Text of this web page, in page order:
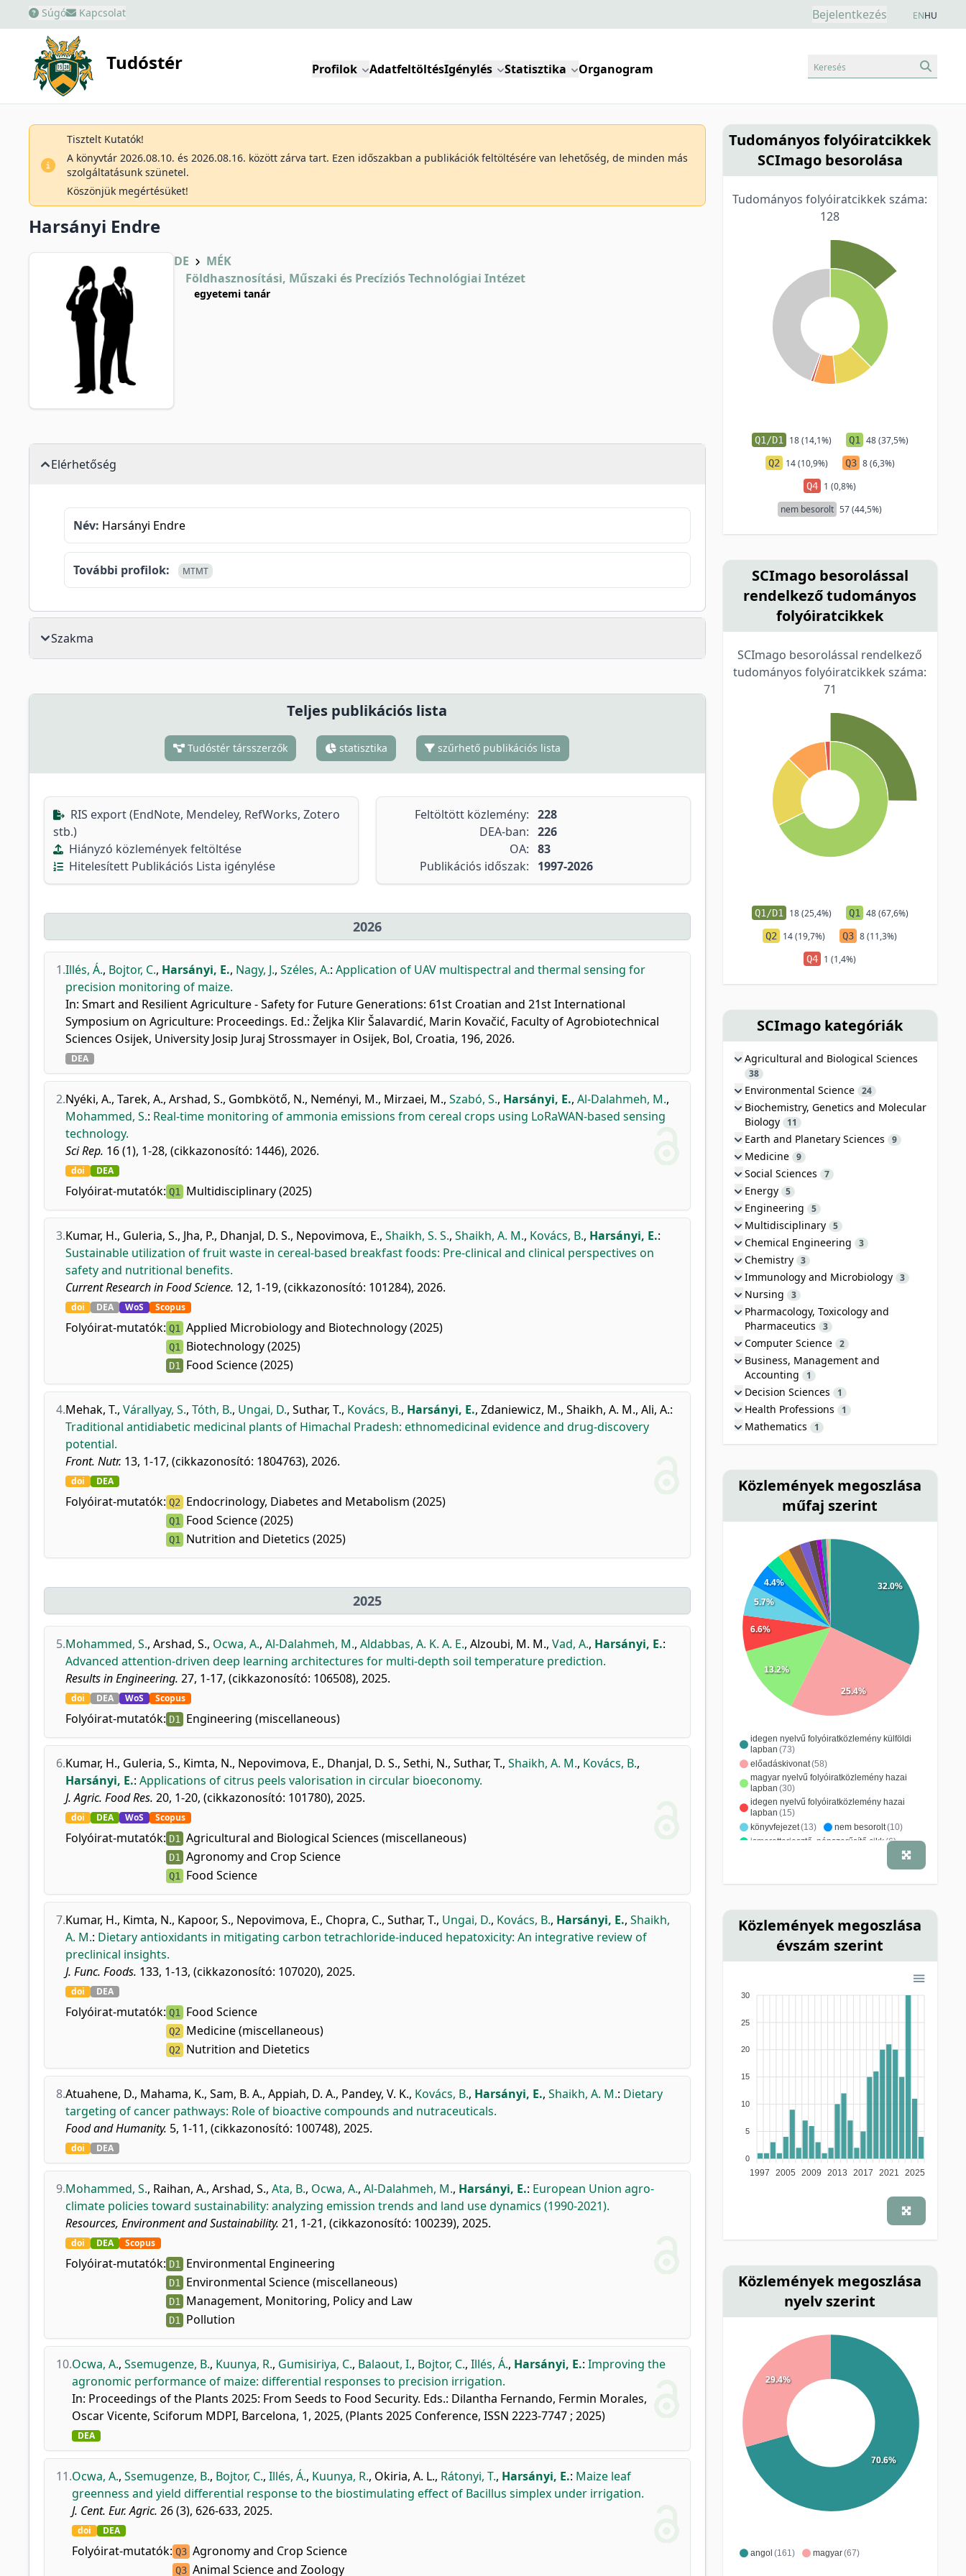
Súgó Kapcsolat Bejelentkezés ENHU
Tudóstér Profilok AdatfeltöltésIgénylés Statisztika Organogram Keresés
Tisztelt Kutatók!
A könyvtár 2026.08.10. és 2026.08.16. között zárva tart. Ezen időszakban a publikációk feltöltésére van lehetőség, de minden más
szolgáltatásunk szünetel.
Köszönjük megértésüket!
Harsányi Endre
DE
MÉK
Földhasznosítási, Műszaki és Precíziós Technológiai Intézet
egyetemi tanár
Elérhetőség
Név: Harsányi Endre
További profilok: MTMT
Szakma
Teljes publikációs lista
Tudóstér társszerzők statisztika szűrhető publikációs lista
RIS export (EndNote, Mendeley, RefWorks, Zotero
stb.)
Hiányzó közlemények feltöltése
Hitelesített Publikációs Lista igénylése
Feltöltött közlemény: 228
DEA-ban: 226
OA: 83
Publikációs időszak:
1997-2026
2026
1.Illés, Á., Bojtor, C., Harsányi, E., Nagy, J., Széles, A.: Application of UAV multispectral and thermal sensing for
precision monitoring of maize.
In: Smart and Resilient Agriculture - Safety for Future Generations: 61st Croatian and 21st International
Symposium on Agriculture: Proceedings. Ed.: Željka Klir Šalavardić, Marin Kovačić, Faculty of Agrobiotechnical
Sciences Osijek, University Josip Juraj Strossmayer in Osijek, Bol, Croatia, 196, 2026.
DEA
2.Nyéki, A., Tarek, A., Arshad, S., Gombkötő, N., Neményi, M., Mirzaei, M., Szabó, S., Harsányi, E., Al-Dalahmeh, M.,
Mohammed, S.: Real-time monitoring of ammonia emissions from cereal crops using LoRaWAN-based sensing
technology.
Sci Rep. 16 (1), 1-28, (cikkazonosító: 1446), 2026.
doi DEA
Folyóirat-mutatók: Q1 Multidisciplinary (2025)
3.Kumar, H., Guleria, S., Jha, P., Dhanjal, D. S., Nepovimova, E., Shaikh, S. S., Shaikh, A. M., Kovács, B., Harsányi, E.:
Sustainable utilization of fruit waste in cereal-based breakfast foods: Pre-clinical and clinical perspectives on
safety and nutritional benefits.
Current Research in Food Science. 12, 1-19, (cikkazonosító: 101284), 2026.
doi DEA WoS Scopus
Folyóirat-mutatók: Q1 Applied Microbiology and Biotechnology (2025)
Q1 Biotechnology (2025)
D1 Food Science (2025)
4.Mehak, T., Várallyay, S., Tóth, B., Ungai, D., Suthar, T., Kovács, B., Harsányi, E., Zdaniewicz, M., Shaikh, A. M., Ali, A.:
Traditional antidiabetic medicinal plants of Himachal Pradesh: ethnomedicinal evidence and drug-discovery
potential.
Front. Nutr. 13, 1-17, (cikkazonosító: 1804763), 2026.
doi DEA
Folyóirat-mutatók: Q2 Endocrinology, Diabetes and Metabolism (2025)
Q1 Food Science (2025)
Q1 Nutrition and Dietetics (2025)
2025
5.Mohammed, S., Arshad, S., Ocwa, A., Al-Dalahmeh, M., Aldabbas, A. K. A. E., Alzoubi, M. M., Vad, A., Harsányi, E.:
Advanced attention-driven deep learning architectures for multi-depth soil temperature prediction.
Results in Engineering. 27, 1-17, (cikkazonosító: 106508), 2025.
doi DEA WoS Scopus
Folyóirat-mutatók: D1 Engineering (miscellaneous)
6.Kumar, H., Guleria, S., Kimta, N., Nepovimova, E., Dhanjal, D. S., Sethi, N., Suthar, T., Shaikh, A. M., Kovács, B.,
Harsányi, E.: Applications of citrus peels valorisation in circular bioeconomy.
J. Agric. Food Res. 20, 1-20, (cikkazonosító: 101780), 2025.
doi DEA WoS Scopus
Folyóirat-mutatók: D1 Agricultural and Biological Sciences (miscellaneous)
D1 Agronomy and Crop Science
Q1 Food Science
7.Kumar, H., Kimta, N., Kapoor, S., Nepovimova, E., Chopra, C., Suthar, T., Ungai, D., Kovács, B., Harsányi, E., Shaikh,
A. M.: Dietary antioxidants in mitigating carbon tetrachloride-induced hepatoxicity: An integrative review of
preclinical insights.
J. Func. Foods. 133, 1-13, (cikkazonosító: 107020), 2025.
doi DEA
Folyóirat-mutatók: Q1 Food Science
Q2 Medicine (miscellaneous)
Q2 Nutrition and Dietetics
8.Atuahene, D., Mahama, K., Sam, B. A., Appiah, D. A., Pandey, V. K., Kovács, B., Harsányi, E., Shaikh, A. M.: Dietary
targeting of cancer pathways: Role of bioactive compounds and nutraceuticals.
Food and Humanity. 5, 1-11, (cikkazonosító: 100748), 2025.
doi DEA
9.Mohammed, S., Raihan, A., Arshad, S., Ata, B., Ocwa, A., Al-Dalahmeh, M., Harsányi, E.: European Union agro-
climate policies toward sustainability: analyzing emission trends and land use dynamics (1990-2021).
Resources, Environment and Sustainability. 21, 1-21, (cikkazonosító: 100239), 2025.
doi DEA Scopus
Folyóirat-mutatók: D1 Environmental Engineering
D1 Environmental Science (miscellaneous)
D1 Management, Monitoring, Policy and Law
D1 Pollution
10.Ocwa, A., Ssemugenze, B., Kuunya, R., Gumisiriya, C., Balaout, I., Bojtor, C., Illés, Á., Harsányi, E.: Improving the
agronomic performance of maize: differential responses to precision irrigation.
In: Proceedings of the Plants 2025: From Seeds to Food Security. Eds.: Dilantha Fernando, Fermin Morales,
Oscar Vicente, Sciforum MDPI, Barcelona, 1, 2025, (Plants 2025 Conference, ISSN 2223-7747 ; 2025)
DEA
11.Ocwa, A., Ssemugenze, B., Bojtor, C., Illés, Á., Kuunya, R., Okiria, A. L., Rátonyi, T., Harsányi, E.: Maize leaf
greenness and yield differential response to the biostimulating effect of Bacillus simplex under irrigation.
J. Cent. Eur. Agric. 26 (3), 626-633, 2025.
doi DEA
Folyóirat-mutatók: Q3 Agronomy and Crop Science
Q3 Animal Science and Zoology
Tudományos folyóiratcikkek
SCImago besorolása
Tudományos folyóiratcikkek száma:
128
Q1/D1 18 (14,1%) Q1 48 (37,5%)
Q2 14 (10,9%) Q3 8 (6,3%)
Q4 1 (0,8%)
nem besorolt 57 (44,5%)
SCImago besorolással
rendelkező tudományos
folyóiratcikkek
SCImago besorolással rendelkező
tudományos folyóiratcikkek száma:
71
Q1/D1 18 (25,4%) Q1 48 (67,6%)
Q2 14 (19,7%) Q3 8 (11,3%)
Q4 1 (1,4%)
SCImago kategóriák
Agricultural and Biological Sciences
38
Environmental Science 24
Biochemistry, Genetics and Molecular
Biology
11
Earth and Planetary Sciences 9
Medicine 9
Social Sciences 7
Energy 5
Engineering 5
Multidisciplinary 5
Chemical Engineering 3
Chemistry 3
Immunology and Microbiology 3
Nursing 3
Pharmacology, Toxicology and
Pharmaceutics
3
Computer Science 2
Business, Management and
Accounting
1
Decision Sciences 1
Health Professions 1
Mathematics 1
Közlemények megoszlása
műfaj szerint
idegen nyelvű folyóiratközlemény külföldi
lapban (73)
előadáskivonat(58)
magyar nyelvű folyóiratközlemény hazai
lapban (30)
idegen nyelvű folyóiratközlemény hazai
lapban (15)
könyvfejezet(13) nem besorolt(10)
ismeretterjesztő, népszerűsítő cikk (6)
kutatási jelentés(5)
(3)
ismeretterjesztő kiadvány(2)
32.0%
25.4%
13.2%
6.6%
5.7%
4.4%
Közlemények megoszlása
évszám szerint
30
25
20
15
10
5
0
1997 2005 2009 2013 2017 2021 2025
Közlemények megoszlása
nyelv szerint
angol (161) magyar(67)
70.6%
29.4%